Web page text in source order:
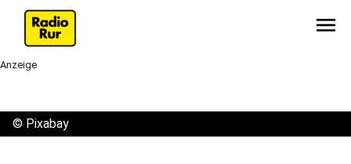
menu
Anzeige
© Pixabay